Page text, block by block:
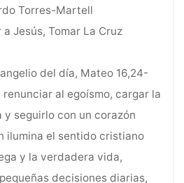
Torres-Martell
a Jesús, Tomar La Cruz
del día, Mateo 16,24-
renunciar al egoísmo, cargar la
seguirlo con un corazón
ilumina el sentido cristiano
y la verdadera vida,
decisiones diarias,